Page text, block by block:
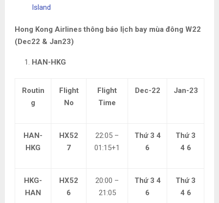
Island
Hong Kong Airlines thông báo lịch bay mùa đông W22
(Dec22 & Jan23)
HAN-HKG
Routin
g
Flight
No
Flight
Time
Dec-22 Jan-23
HAN-
HKG
HX52
7
22:05 –
01:15+1
Thứ 3 4
6
Thứ 3
4 6
HKG-
HAN
HX52
6
20:00 –
21:05
Thứ 3 4
6
Thứ 3
4 6